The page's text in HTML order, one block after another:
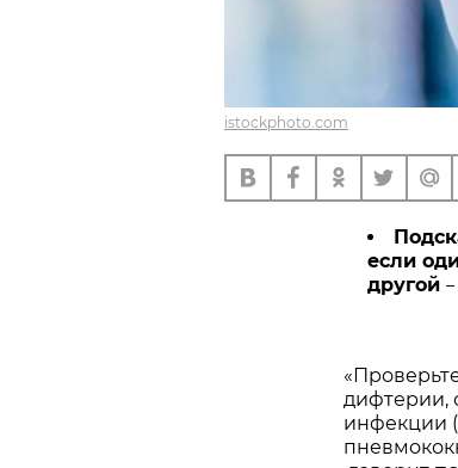
istockphoto.com
если
другой –
дифтерии,
инфекции